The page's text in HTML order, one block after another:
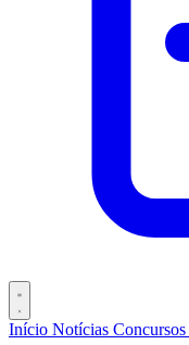
Início Notícias Concursos